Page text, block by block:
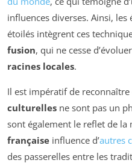
influences diverses. Ainsi, les
étoilés intègrent ces
fusion, qui ne cesse
racines locales.
Il est impératif de reconnaître
culturelles ne sont pas un
sont également le reflet de la
française influence d’autres
des passerelles entre les